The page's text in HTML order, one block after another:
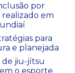
por
em
para
e planejada
de jiu-jítsu
o esporte